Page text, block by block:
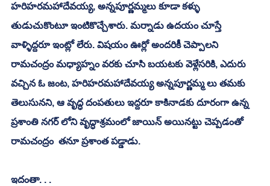
హరిహరమహాదేవయ్య, అన్నపూర్ణమ్మలు కూడా కళ్ళు
తుడుచుకొంటూ ఇంటికొచ్చేశారు. మర్నాడు ఉదయం చూస్తే
వాళ్ళిద్దరూ ఇంట్లో లేరు. విషయం ఊర్లో అందరికీ చెప్పాలని
రామచంద్రం మధ్యాహ్నం వరకు చూసి బయటకు వెళ్లేసరికి, ఎదురు
వచ్చిన ఓ జంట, హరిహరమహాదేవయ్య అన్నపూర్ణమ్మ లు తమకు
తెలుసునని, ఆ వృద్ధ దంపతులు ఇద్దరూ కాకినాడకు దూరంగా ఉన్న
ప్రశాంతి నగర్ లోని వృద్ధాశ్రమంలో జాయిన్ అయినట్టు చెప్పడంతో
రామచంద్రం  తనూ ప్రశాంత పడ్డాడు.
ఇదంతా. . .